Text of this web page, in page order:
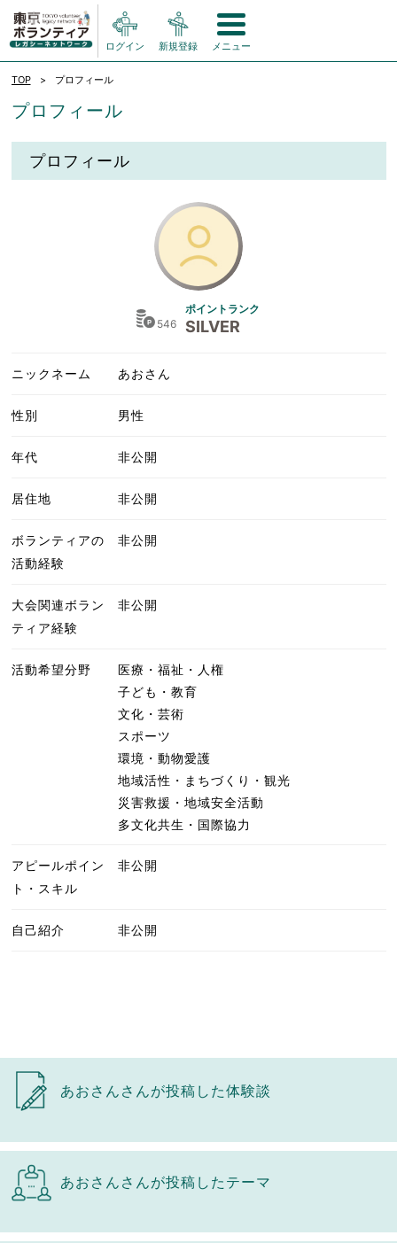
ログイン 新規登録 メニュー
TOP プロフィール
プロフィール
プロフィール
546
ポイントランク
SILVER
ニックネーム あおさん
性別 男性
年代 非公開
居住地 非公開
ボランティアの
活動経験
非公開
大会関連ボラン
ティア経験
非公開
活動希望分野
医療・福祉・人権
子ども・教育
文化・芸術
スポーツ
環境・動物愛護
地域活性・まちづくり・観光
災害救援・地域安全活動
多文化共生・国際協力
アピールポイン
ト・スキル
非公開
自己紹介 非公開
あおさんさんが投稿した体験談
あおさんさんが投稿したテーマ